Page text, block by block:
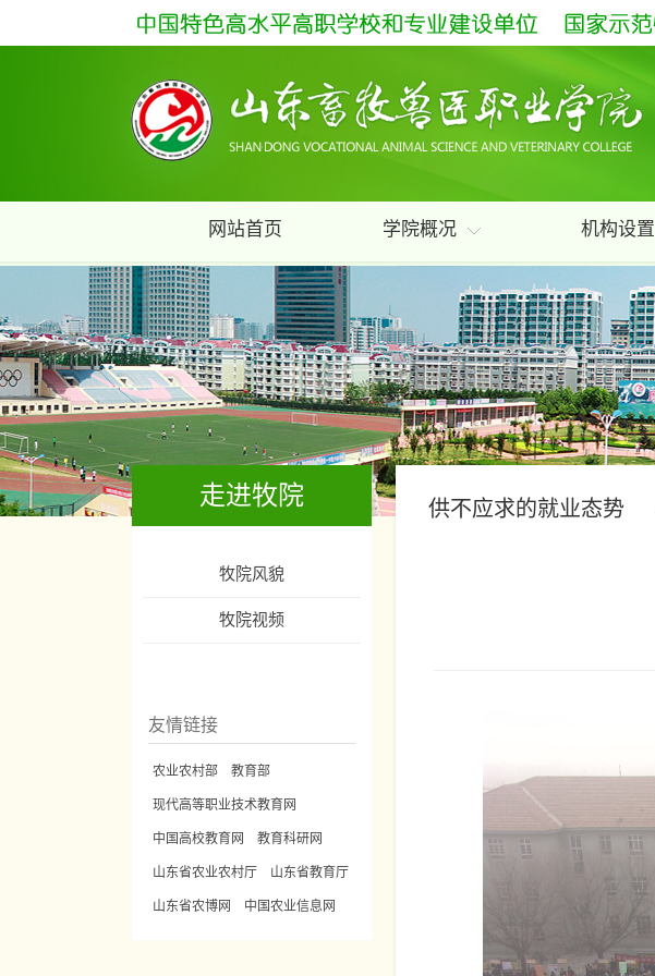
网站首页 学院概况 机构设置
走进牧院
牧院风貌
牧院视频
友情链接
农业农村部 教育部
现代高等职业技术教育网
中国高校教育网 教育科研网
山东省农业农村厅 山东省教育厅
山东省农博网 中国农业信息网
供不应求的就业态势